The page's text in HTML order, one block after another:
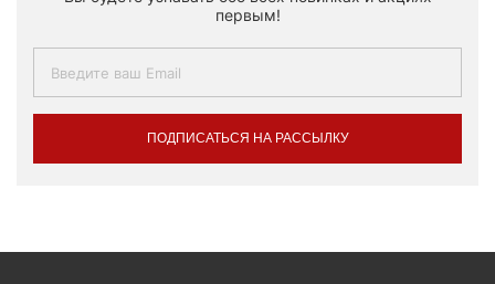
первым!
ПОДПИСАТЬСЯ НА РАССЫЛКУ